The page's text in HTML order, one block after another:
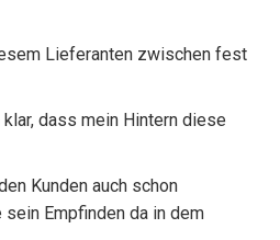
Lieferanten zwischen fest
dass mein Hintern diese
Kunden auch schon
Empfinden da in dem